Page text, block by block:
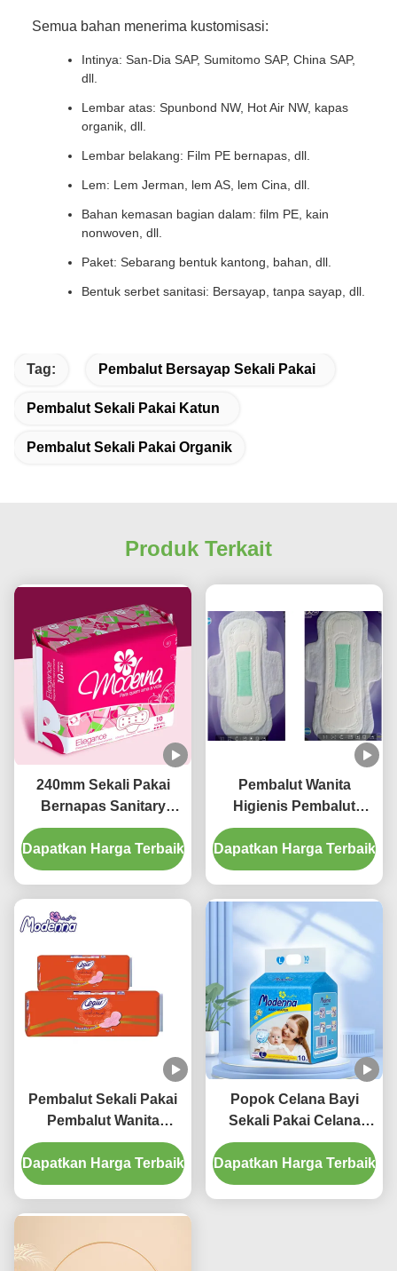
Semua bahan menerima kustomisasi:
Intinya: San-Dia SAP, Sumitomo SAP, China SAP,
dll.
Lembar atas: Spunbond NW, Hot Air NW, kapas
organik, dll.
Lembar belakang: Film PE bernapas, dll.
Lem: Lem Jerman, lem AS, lem Cina, dll.
Bahan kemasan bagian dalam: film PE, kain
nonwoven, dll.
Paket: Sebarang bentuk kantong, bahan, dll.
Bentuk serbet sanitasi: Bersayap, tanpa sayap, dll.
Tag: Pembalut Bersayap Sekali Pakai
Pembalut Sekali Pakai Katun
Pembalut Sekali Pakai Organik
Produk Terkait
240mm Sekali Pakai
Bernapas Sanitary
Napkins Parfum Daisy
Untuk Penggunaan
Siang Hari
Dapatkan Harga Terbaik
Pembalut Wanita
Higienis Pembalut
Alami Sekali Pakai
Untuk Periode
Dapatkan Harga Terbaik
Pembalut Sekali Pakai
Pembalut Wanita
Bernapas Kapas
Menstrual Pads
Dapatkan Harga Terbaik
Popok Celana Bayi
Sekali Pakai Celana
Popok Katun Bernapas
Ultra Tipis
Dapatkan Harga Terbaik